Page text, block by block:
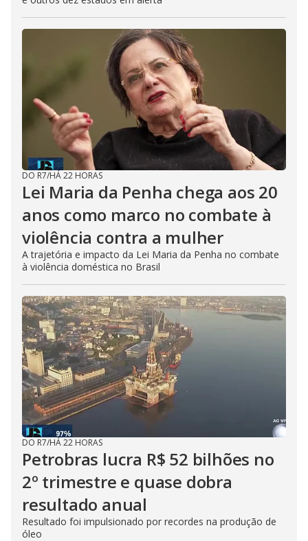
DO R7/HÁ 22 HORAS
Lei Maria da Penha chega aos 20
anos como marco no combate à
violência contra a mulher
A trajetória e impacto da Lei Maria da Penha no combate
à violência doméstica no Brasil
DO R7/HÁ 22 HORAS
Petrobras lucra R$ 52 bilhões no
2º trimestre e quase dobra
resultado anual
Resultado foi impulsionado por recordes na produção de
óleo